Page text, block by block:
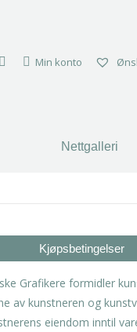
Min konto
Nettgalleri
Kjøpsbetingelser
Grafikere formidler
av kunstneren og
eiendom inntil